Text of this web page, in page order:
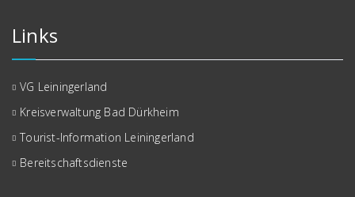
Links
VG Leiningerland
Kreisverwaltung Bad Dürkheim
Tourist-Information Leiningerland
Bereitschaftsdienste